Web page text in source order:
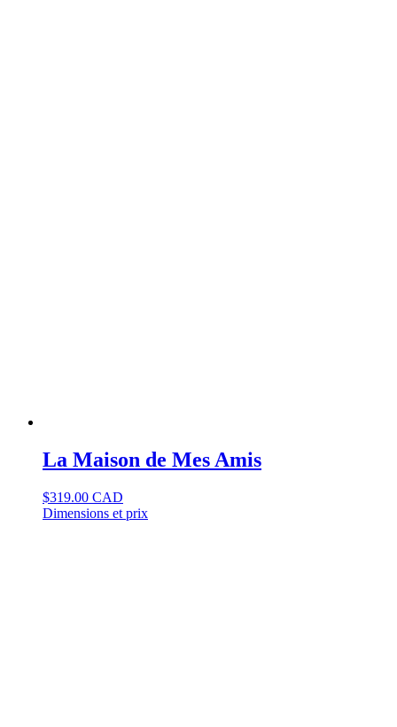
La Maison de Mes Amis
$319.00 CAD
Dimensions et prix